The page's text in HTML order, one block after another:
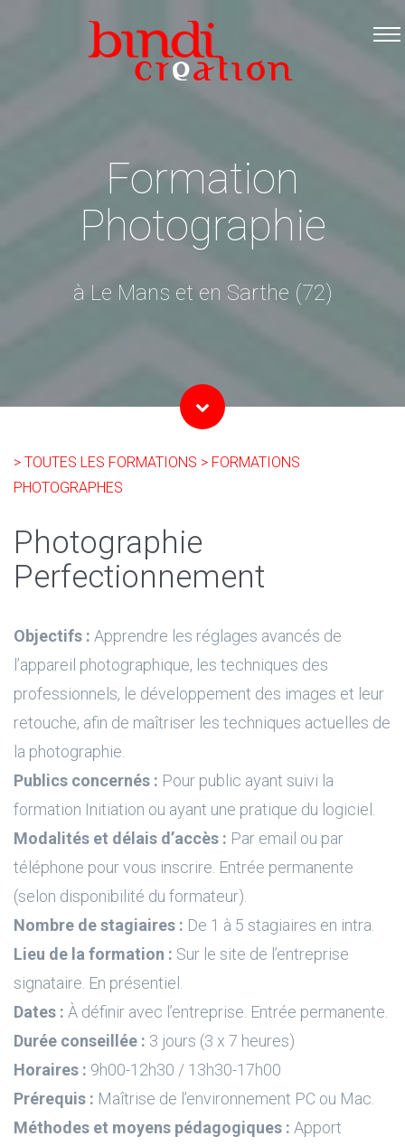
Accueil
Les formations
Infos pratiques
Contact
Formation
Photographie
à Le Mans et en Sarthe (72)
> TOUTES LES FORMATIONS > FORMATIONS
PHOTOGRAPHES
Photographie
Perfectionnement
Objectifs : Apprendre les réglages avancés de
l’appareil photographique, les techniques des
professionnels, le développement des images et leur
retouche, afin de maîtriser les techniques actuelles de
la photographie.
Publics concernés : Pour public ayant suivi la
formation Initiation ou ayant une pratique du logiciel.
Modalités et délais d’accès : Par email ou par
téléphone pour vous inscrire. Entrée permanente
(selon disponibilité du formateur).
Nombre de stagiaires : De 1 à 5 stagiaires en intra.
Lieu de la formation : Sur le site de l’entreprise
signataire. En présentiel.
Dates : À définir avec l’entreprise. Entrée permanente.
Durée conseillée : 3 jours (3 x 7 heures)
Horaires : 9h00-12h30 / 13h30-17h00
Prérequis : Maîtrise de l’environnement PC ou Mac.
Méthodes et moyens pédagogiques : Apport